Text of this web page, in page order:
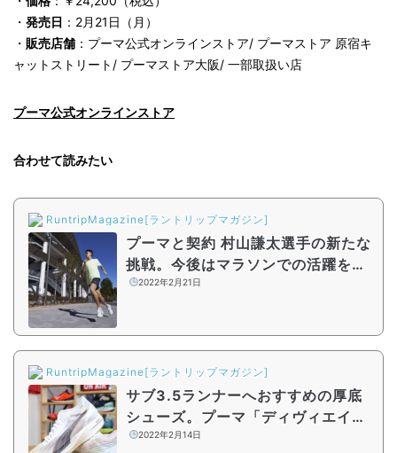
・ 発売日 ：2月21日（月）
・ 販売店舗 ：プーマ公式オンラインストア/ プーマストア 原宿キ
ャットストリート/ プーマストア大阪/ 一部取扱い店
プーマ公式オンラインストア
合わせて読みたい
RuntripMagazine[ラントリップマガジン]
プーマと契約 村山謙太選手の新たな
挑戦。今後はマラソンでの活躍を目
指す
2022年2月21日
RuntripMagazine[ラントリップマガジン]
サブ3.5ランナーへおすすめの厚底
シューズ。プーマ「ディヴィエイト
ニトロ エリート」をレビュー
2022年2月14日